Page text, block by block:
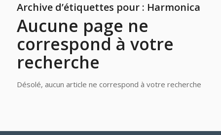
Archive d’étiquettes pour : Harmonica
Aucune page ne
correspond à votre
recherche
Désolé, aucun article ne correspond à votre recherche